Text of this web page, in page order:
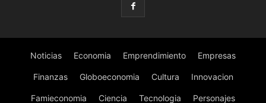
Noticias Economia Emprendimiento Empresas
Finanzas Globoeconomia Cultura Innovacion
Famieconomia Ciencia Tecnologia Personajes